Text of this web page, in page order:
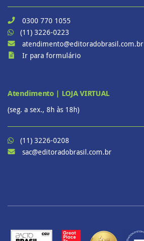
0300 770 1055
(11) 3226-0223
atendimento@editoradobrasil.com.br
Ir para formulário
Atendimento | LOJA VIRTUAL
(seg. a sex., 8h às 18h)
(11) 3226-0208
sac@editoradobrasil.com.br